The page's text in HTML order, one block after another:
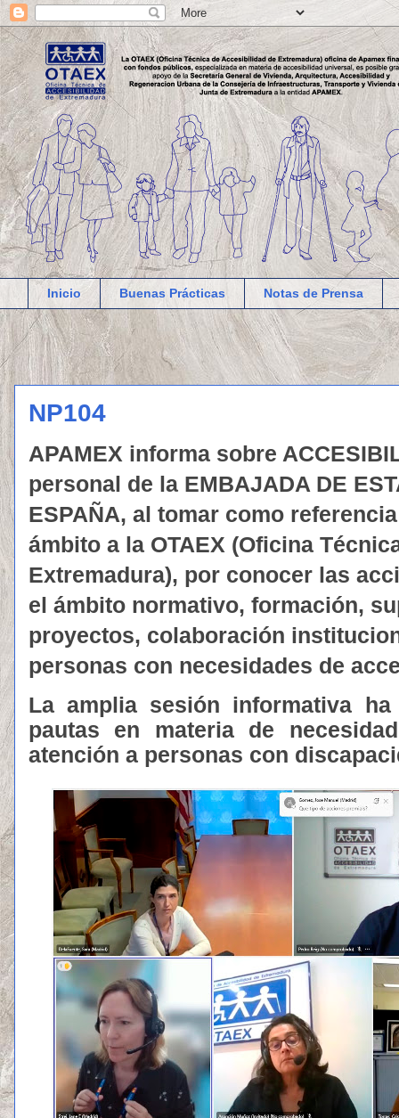
Inicio Buenas Prácticas Notas de Prensa
NP104
APAMEX informa sobre
personal de la EMBAJADA DE
ESPAÑA, al tomar como
ámbito a la OTAEX (Oficina
Extremadura), por conocer las
el ámbito normativo, formación,
proyectos, colaboración
personas con necesidades de
La amplia sesión informativa
pautas en materia de
atención a personas con